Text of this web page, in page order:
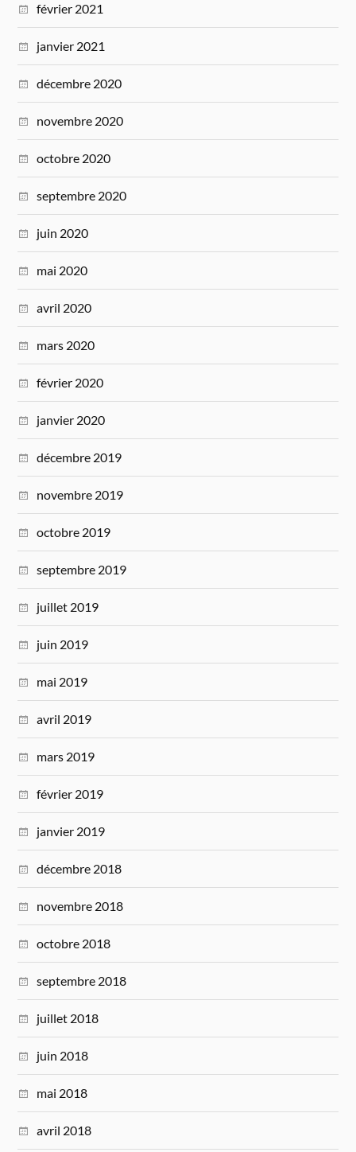
février 2021
janvier 2021
décembre 2020
novembre 2020
octobre 2020
septembre 2020
juin 2020
mai 2020
avril 2020
mars 2020
février 2020
janvier 2020
décembre 2019
novembre 2019
octobre 2019
septembre 2019
juillet 2019
juin 2019
mai 2019
avril 2019
mars 2019
février 2019
janvier 2019
décembre 2018
novembre 2018
octobre 2018
septembre 2018
juillet 2018
juin 2018
mai 2018
avril 2018